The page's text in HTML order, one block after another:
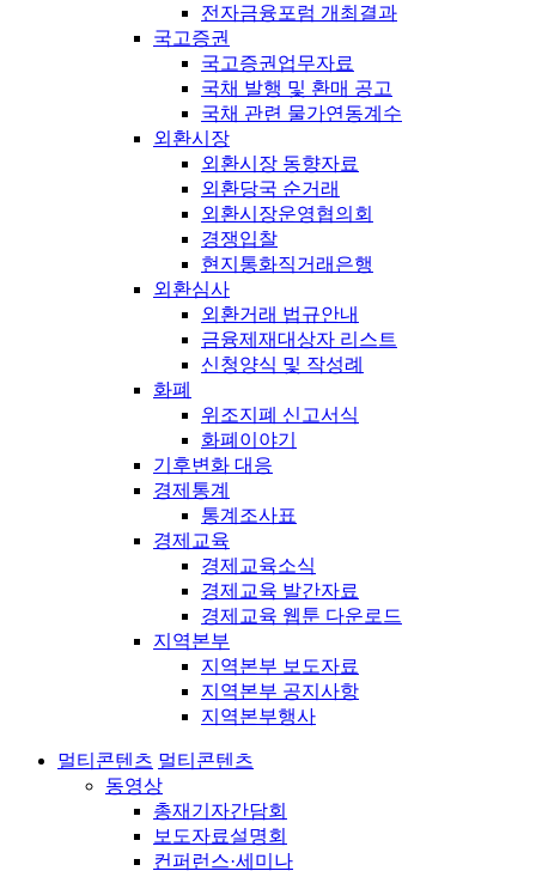
전자금융포럼 개최결과
국고증권
국고증권업무자료
국채 발행 및 환매 공고
국채 관련 물가연동계수
외환시장
외환시장 동향자료
외환당국 순거래
외환시장운영협의회
경쟁입찰
현지통화직거래은행
외환심사
외환거래 법규안내
금융제재대상자 리스트
신청양식 및 작성례
화폐
위조지폐 신고서식
화폐이야기
기후변화 대응
경제통계
통계조사표
경제교육
경제교육소식
경제교육 발간자료
경제교육 웹툰 다운로드
지역본부
지역본부 보도자료
지역본부 공지사항
지역본부행사
멀티콘텐츠 멀티콘텐츠
동영상
총재기자간담회
보도자료설명회
컨퍼런스·세미나